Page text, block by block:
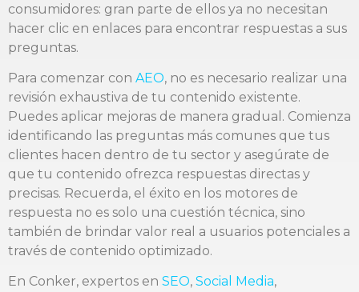
consumidores: gran parte de ellos ya no necesitan
hacer clic en enlaces para encontrar respuestas a sus
preguntas.
Para comenzar con AEO, no es necesario realizar una
revisión exhaustiva de tu contenido existente.
Puedes aplicar mejoras de manera gradual. Comienza
identificando las preguntas más comunes que tus
clientes hacen dentro de tu sector y asegúrate de
que tu contenido ofrezca respuestas directas y
precisas. Recuerda, el éxito en los motores de
respuesta no es solo una cuestión técnica, sino
también de brindar valor real a usuarios potenciales a
través de contenido optimizado.
En Conker, expertos en SEO, Social Media,